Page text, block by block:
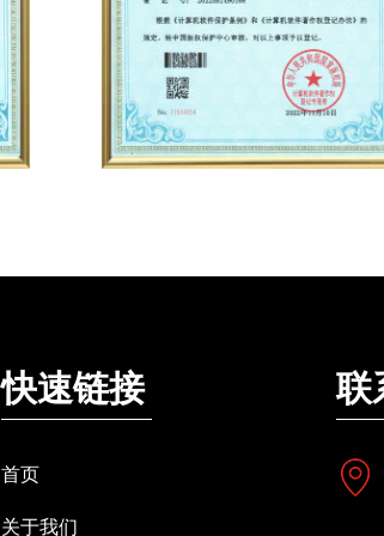
快速链接
首页
关于我们
联